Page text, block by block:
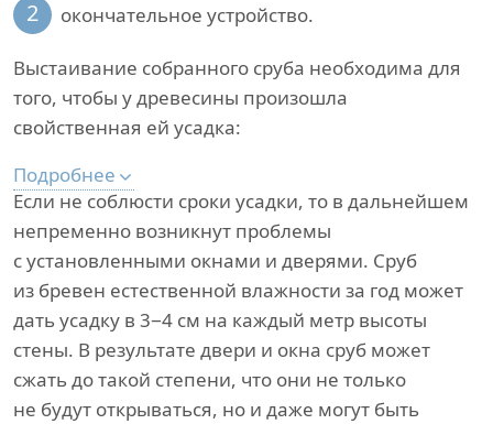
2 окончательное устройство.
Выстаивание собранного сруба необходима для
того, чтобы у древесины произошла
свойственная ей усадка:
Подробнее
Если не соблюсти сроки усадки, то в дальнейшем
непременно возникнут проблемы
с установленными окнами и дверями. Сруб
из бревен естественной влажности за год может
дать усадку в 3−4 см на каждый метр высоты
стены. В результате двери и окна сруб может
сжать до такой степени, что они не только
не будут открываться, но и даже могут быть